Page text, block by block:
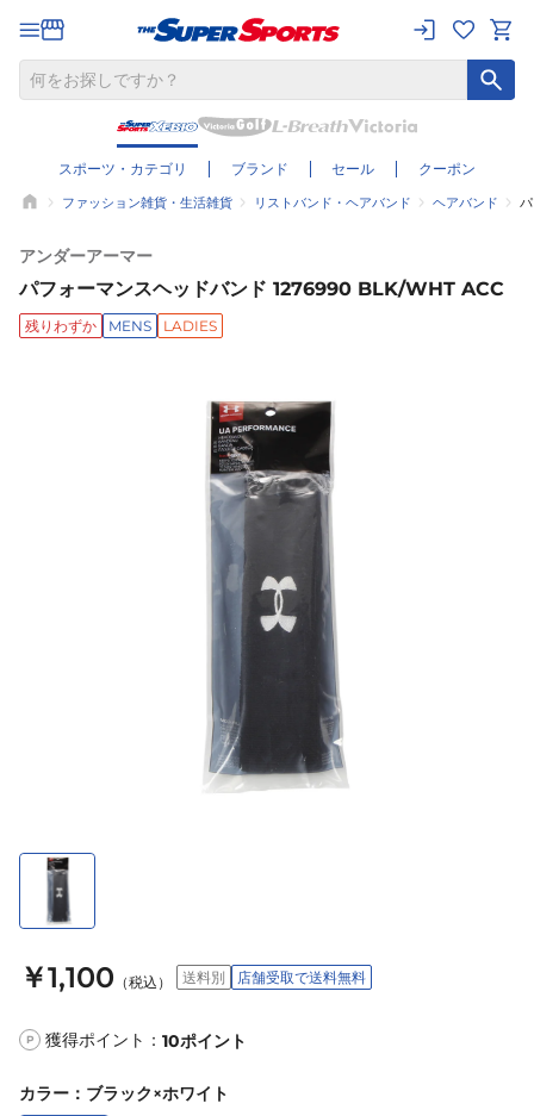
スポーツ・カテゴリ ブランド セール クーポン
ファッション雑貨・生活雑貨 リストバンド・ヘアバンド ヘアバンド
アンダーアーマー
パフォーマンスヘッドバンド 1276990 BLK/WHT ACC
残りわずか MENS LADIES
￥1,100 （税込） 送料別 店舗受取で送料無料
P 獲得ポイント： 10ポイント
カラー ： ブラック×ホワイト